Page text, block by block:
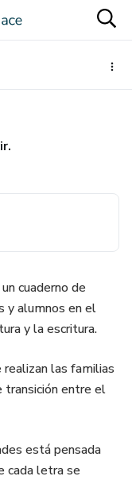
cuaderno de
y alumnos en el
y la escritura.
las familias
transición entre el
está pensada
cada letra se